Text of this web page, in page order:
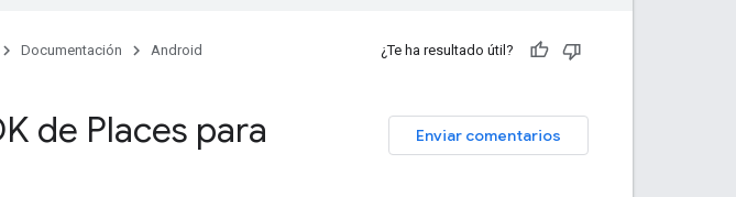
Documentación
Android
¿Te ha resultado útil?
Enviar comentarios
de Places para